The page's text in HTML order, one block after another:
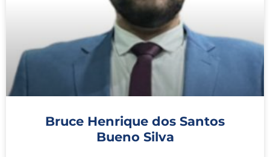
Bruce Henrique dos Santos
Bueno Silva